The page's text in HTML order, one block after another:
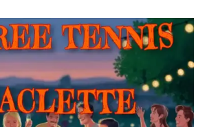
Ans
HIVER
2026